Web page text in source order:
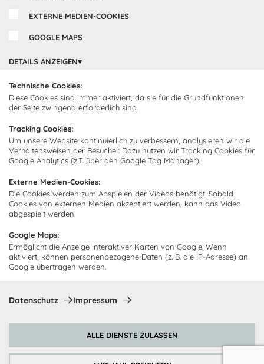
EXTERNE MEDIEN-COOKIES
GOOGLE MAPS
DETAILS ANZEIGEN
Technische Cookies:
Diese Cookies sind immer aktiviert, da sie für die Grundfunktionen
der Seite zwingend erforderlich sind.
Tracking Cookies:
Um unsere Website kontinuierlich zu verbessern, analysieren wir die
Verhaltensweisen der Besucher. Dazu nutzen wir Tracking Cookies für
Google Analytics (z.T. über den Google Tag Manager).
Externe Medien-Cookies:
Die Cookies werden zum Abspielen der Videos benötigt. Sobald
Cookies von externen Medien akzeptiert werden, kann das Video
abgespielt werden.
Google Maps:
Ermöglicht die Anzeige interaktiver Karten von Google. Wenn
aktiviert, können personenbezogene Daten (z. B. die IP-Adresse) an
Google übertragen werden.
Datenschutz Impressum
ALLE DIENSTE ZULASSEN
Inspirationen
Über uns
FAQ
Kontakt
Kundendienst
Lieferung
Montage
Abholorte
Newsletter abonnieren
Newsletter und empfangen Sie
Neuigkeiten und Angebote
Ich bin damit einverstanden, dass Cocooning24 mich regelmäßig
per E-Mail-Newsletter über seine Angebote informiert.
Zahlungsmethoden